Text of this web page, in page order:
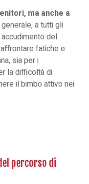
ma anche a
generale, a tutti gli
del
fatiche e
sia per i
la difficoltà di
il bimbo attivo nei
percorso di